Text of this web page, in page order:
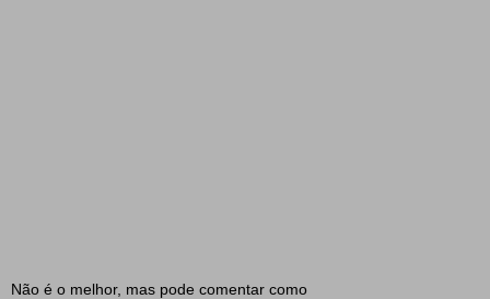
Não é o melhor, mas pode comentar como